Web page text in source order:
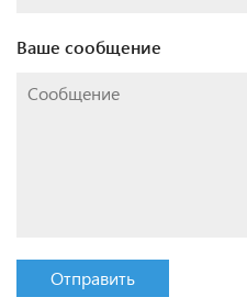
Ваше сообщение
Отправить